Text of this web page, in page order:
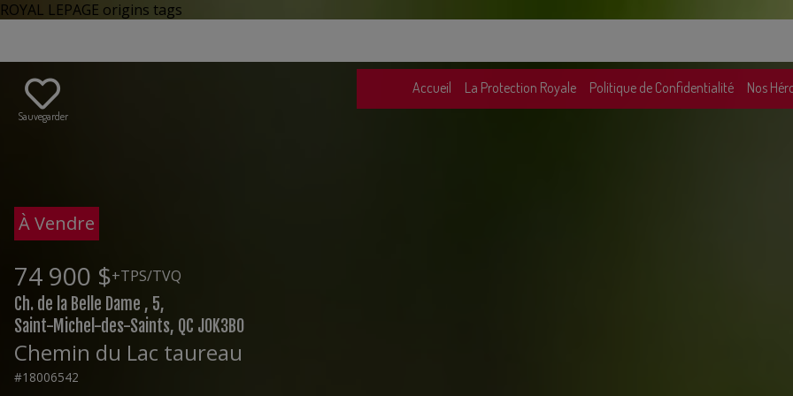
ROYAL LEPAGE origins tags
Accueil La Protection Royale Politique de Confidentialité Nos
Sauvegarder
À Vendre
74 900 $+TPS/TVQ
Ch. de la Belle Dame , 5,
Saint-Michel-des-Saints, QC J0K3B0
Chemin du Lac taureau
#18006542